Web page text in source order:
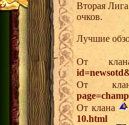
Вторая
очков.
Лучшие
От
От
От клана
10.html